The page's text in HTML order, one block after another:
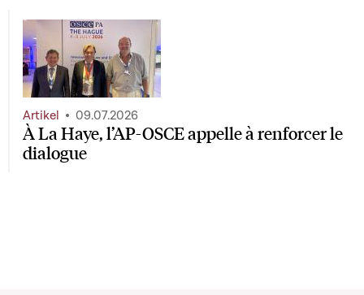
À La Haye, l’AP-OSCE appelle à renforcer le
dialogue
Artikel 09.07.2026